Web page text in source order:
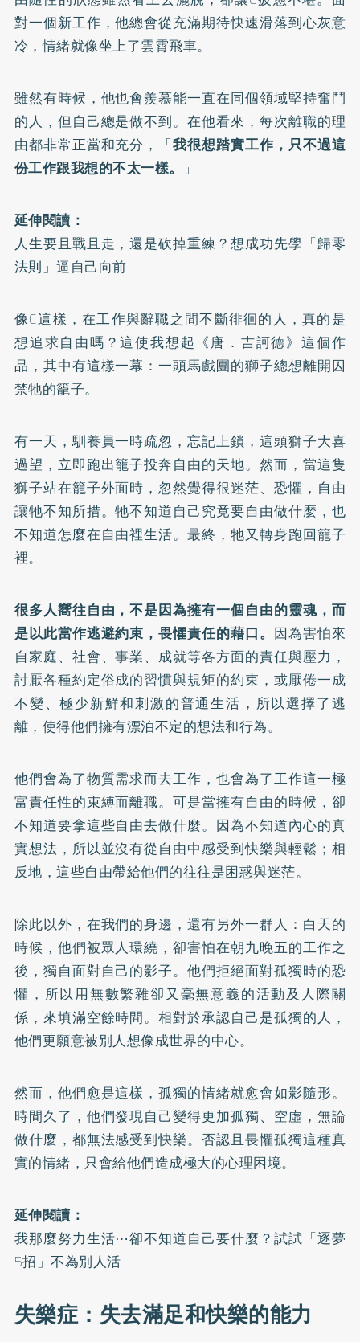
對一個新工作，他總會從充滿期待快速滑落到心灰意
冷，情緒就像坐上了雲霄飛車。
雖然有時候，他也會羨慕能一直在同個領域堅持奮鬥
的人，但自己總是做不到。在他看來，每次離職的理
由都非常正當和充分，「我很想踏實工作，只不過這
份工作跟我想的不太一樣。
」
延伸閱讀：
人生要且戰且走，還是砍掉重練？想成功先學「歸零
法則」逼自己向前
像C這樣，在工作與辭職之間不斷徘徊的人，真的是
想追求自由嗎？這使我想起《唐．吉訶德》這個作
品，其中有這樣一幕：一頭馬戲團的獅子總想離開囚
禁牠的籠子。
有一天，馴養員一時疏忽，忘記上鎖，這頭獅子大喜
過望，立即跑出籠子投奔自由的天地。然而，當這隻
獅子站在籠子外面時，忽然覺得很迷茫、恐懼，自由
讓牠不知所措。牠不知道自己究竟要自由做什麼，也
不知道怎麼在自由裡生活。最終，牠又轉身跑回籠子
裡。
很多人嚮往自由，不是因為擁有一個自由的靈魂，而
是以此當作逃避約束，畏懼責任的藉口。 因為害怕來
自家庭、社會、事業、成就等各方面的責任與壓力，
討厭各種約定俗成的習慣與規矩的約束，或厭倦一成
不變、極少新鮮和刺激的普通生活，所以選擇了逃
離，使得他們擁有漂泊不定的想法和行為。
他們會為了物質需求而去工作，也會為了工作這一極
富責任性的束縛而離職。可是當擁有自由的時候，卻
不知道要拿這些自由去做什麼。因為不知道內心的真
實想法，所以並沒有從自由中感受到快樂與輕鬆；相
反地，這些自由帶給他們的往往是困惑與迷茫。
除此以外，在我們的身邊，還有另外一群人：白天的
時候，他們被眾人環繞，卻害怕在朝九晚五的工作之
後，獨自面對自己的影子。他們拒絕面對孤獨時的恐
懼，所以用無數繁雜卻又毫無意義的活動及人際關
係，來填滿空餘時間。相對於承認自己是孤獨的人，
他們更願意被別人想像成世界的中心。
然而，他們愈是這樣，孤獨的情緒就愈會如影隨形。
時間久了，他們發現自己變得更加孤獨、空虛，無論
做什麼，都無法感受到快樂。否認且畏懼孤獨這種真
實的情緒，只會給他們造成極大的心理困境。
延伸閱讀：
我那麼努力生活⋯卻不知道自己要什麼？試試「逐夢
5招」不為別人活
失樂症：失去滿足和快樂的能力